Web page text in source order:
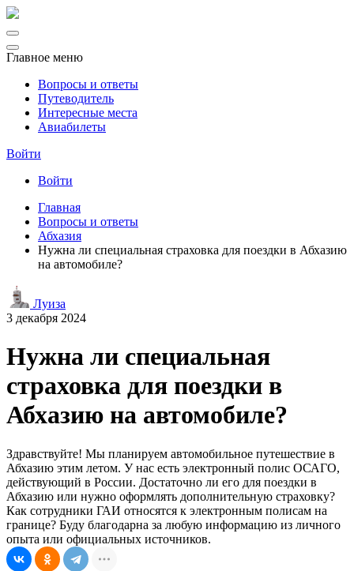
Главное меню
Вопросы и ответы
Путеводитель
Интересные места
Авиабилеты
Войти
Войти
Главная
Вопросы и ответы
Абхазия
Нужна ли специальная страховка для поездки в Абхазию
на автомобиле?
Луиза
3 декабря 2024
Нужна ли специальная
страховка для поездки в
Абхазию на автомобиле?
Здравствуйте! Мы планируем автомобильное путешествие в
Абхазию этим летом. У нас есть электронный полис ОСАГО,
действующий в России. Достаточно ли его для поездки в
Абхазию или нужно оформлять дополнительную страховку?
Как сотрудники ГАИ относятся к электронным полисам на
границе? Буду благодарна за любую информацию из личного
опыта или официальных источников.